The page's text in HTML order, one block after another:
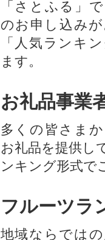
「さとふる」
のお申し込み
「人気ランキ
ます。
お礼品事業
多くの皆さま
お礼品を提供し
ンキング形式で
フルーツラ
地域ならでは